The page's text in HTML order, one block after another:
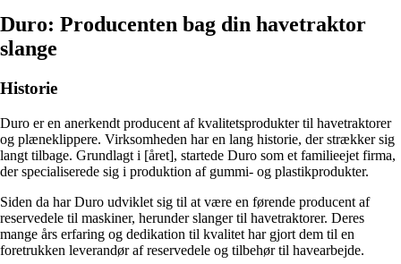
Duro: Producenten bag din havetraktor
slange
Historie
Duro er en anerkendt producent af kvalitetsprodukter til havetraktorer
og plæneklippere. Virksomheden har en lang historie, der strækker sig
langt tilbage. Grundlagt i [året], startede Duro som et familieejet firma,
der specialiserede sig i produktion af gummi- og plastikprodukter.
Siden da har Duro udviklet sig til at være en førende producent af
reservedele til maskiner, herunder slanger til havetraktorer. Deres
mange års erfaring og dedikation til kvalitet har gjort dem til en
foretrukken leverandør af reservedele og tilbehør til havearbejde.